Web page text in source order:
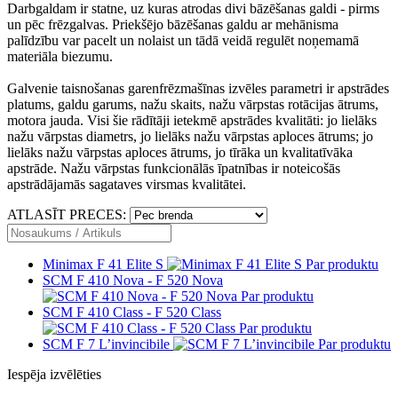
Darbgaldam ir statne, uz kuras atrodas divi bāzēšanas galdi - pirms
un pēc frēzgalvas. Priekšējo bāzēšanas galdu ar mehānisma
palīdzību var pacelt un nolaist un tādā veidā regulēt noņemamā
materiāla biezumu.
Galvenie taisnošanas garenfrēzmašīnas izvēles parametri ir apstrādes
platums, galdu garums, nažu skaits, nažu vārpstas rotācijas ātrums,
motora jauda. Visi šie rādītāji ietekmē apstrādes kvalitāti: jo lielāks
nažu vārpstas diametrs, jo lielāks nažu vārpstas aploces ātrums; jo
lielāks nažu vārpstas aploces ātrums, jo tīrāka un kvalitatīvāka
apstrāde. Nažu vārpstas funkcionālās īpatnības ir noteicošās
apstrādājamās sagataves virsmas kvalitātei.
ATLASĪT PRECES:
Minimax F 41 Elite S
Par produktu
SCM F 410 Nova - F 520 Nova
Par produktu
SCM F 410 Class - F 520 Class
Par produktu
SCM F 7 L’invincibile
Par produktu
Iespēja izvēlēties